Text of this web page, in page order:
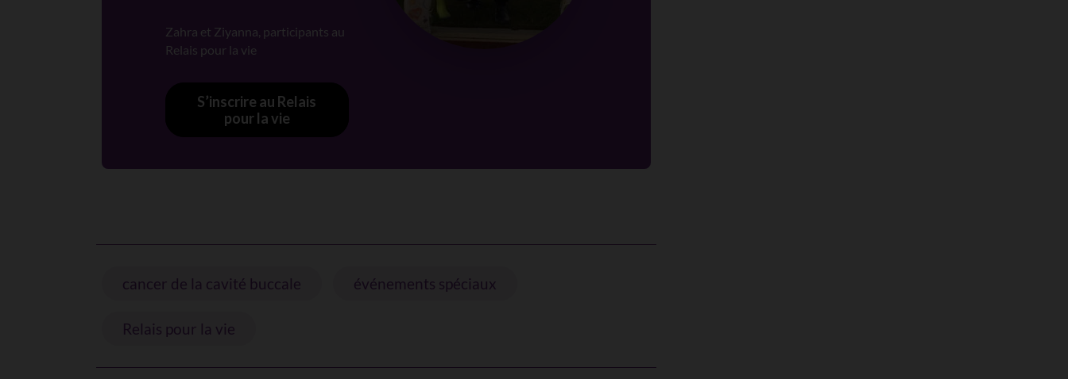
Zahra et Ziyanna, participants au
Relais pour la vie
S’inscrire au Relais
pour la vie
cancer de la cavité buccale événements spéciaux
Relais pour la vie